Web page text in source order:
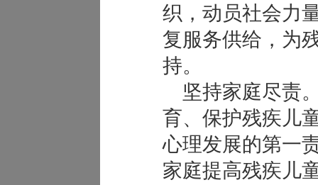
织，动员社会力
复服务供给，为
持。
坚持家庭尽责
育、保护残疾儿
心理发展的第一
家庭提高残疾儿